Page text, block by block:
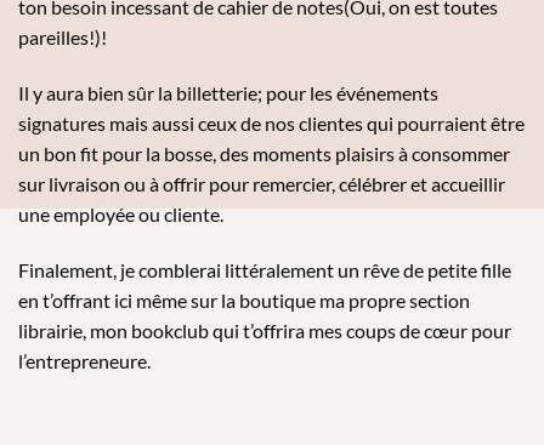
ton besoin incessant de cahier de notes(Oui, on est toutes
pareilles!)!
Il y aura bien sûr la billetterie; pour les événements
signatures mais aussi ceux de nos clientes qui pourraient être
un bon fit pour la bosse, des moments plaisirs à consommer
sur livraison ou à offrir pour remercier, célébrer et accueillir
une employée ou cliente.
Finalement, je comblerai littéralement un rêve de petite fille
en t’offrant ici même sur la boutique ma propre section
librairie, mon bookclub qui t’offrira mes coups de cœur pour
l’entrepreneure.